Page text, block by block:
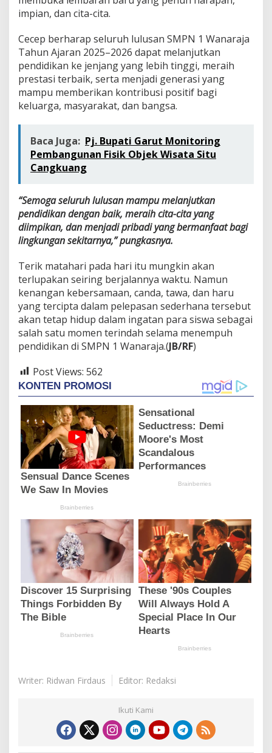
impian, dan cita-cita.
Cecep berharap seluruh lulusan SMPN 1 Wanaraja
Tahun Ajaran 2025–2026 dapat melanjutkan
pendidikan ke jenjang yang lebih tinggi, meraih
prestasi terbaik, serta menjadi generasi yang
mampu memberikan kontribusi positif bagi
keluarga, masyarakat, dan bangsa.
Baca Juga: Pj. Bupati Garut Monitoring
Pembangunan Fisik Objek Wisata Situ
Cangkuang
“Semoga seluruh lulusan mampu melanjutkan
pendidikan dengan baik, meraih cita-cita yang
diimpikan, dan menjadi pribadi yang bermanfaat bagi
lingkungan sekitarnya,” pungkasnya.
Terik matahari pada hari itu mungkin akan
terlupakan seiring berjalannya waktu. Namun
kenangan kebersamaan, canda, tawa, dan haru
yang tercipta dalam pelepasan sederhana tersebut
akan tetap hidup dalam ingatan para siswa sebagai
salah satu momen terindah selama menempuh
pendidikan di SMPN 1 Wanaraja.(JB/RF)
Post Views: 562
Writer: Ridwan Firdaus Editor: Redaksi
Ikuti Kami